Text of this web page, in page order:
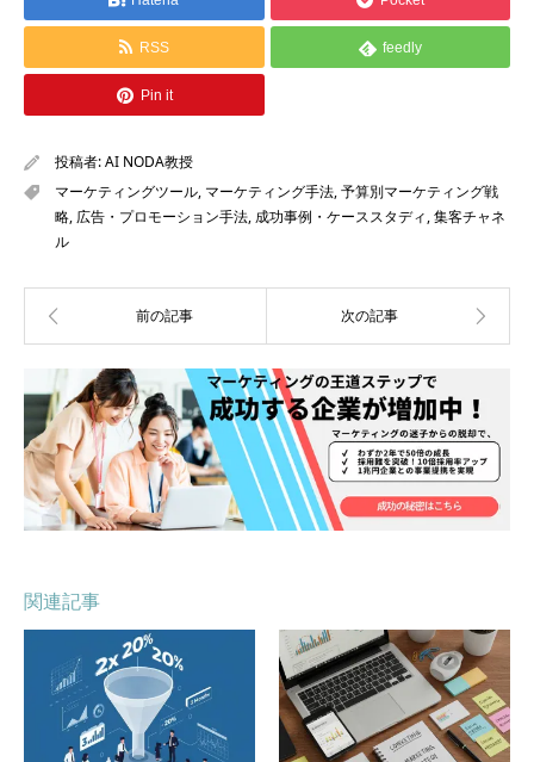
RSS feedly
Pin it
投稿者:AI NODA教授
マーケティングツール, マーケティング手法,予算別マーケティング戦
略, 広告・プロモーション手法, 成功事例・ケーススタディ,集客チャネ
ル
関連記事